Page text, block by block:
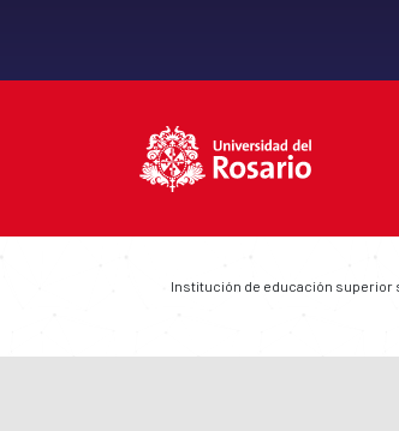
Institución de educación superior